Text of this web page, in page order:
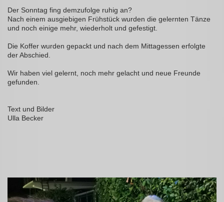
Der Sonntag fing demzufolge ruhig an?
Nach einem ausgiebigen Frühstück wurden die gelernten Tänze
und noch einige mehr, wiederholt und gefestigt.
Die Koffer wurden gepackt und nach dem Mittagessen erfolgte
der Abschied.
Wir haben viel gelernt, noch mehr gelacht und neue Freunde
gefunden.
Text und Bilder
Ulla Becker